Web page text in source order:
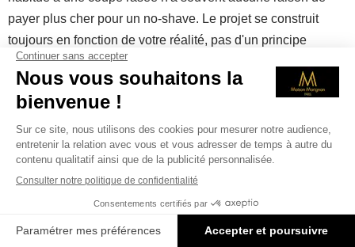
payer plus cher pour un no-shave. Le projet se construit
toujours en fonction de votre réalité, pas d'un principe
général.
Les erreurs à éviter dans votre décision
Première erreur fréquente : choisir le no-shave par crainte
du rasage, alors que la calvitie est trop étendue pour en tirer
un bon résultat. La discrétion immédiate se paie alors d'une
densité décevante. Mieux vaut un rasage assumé et un